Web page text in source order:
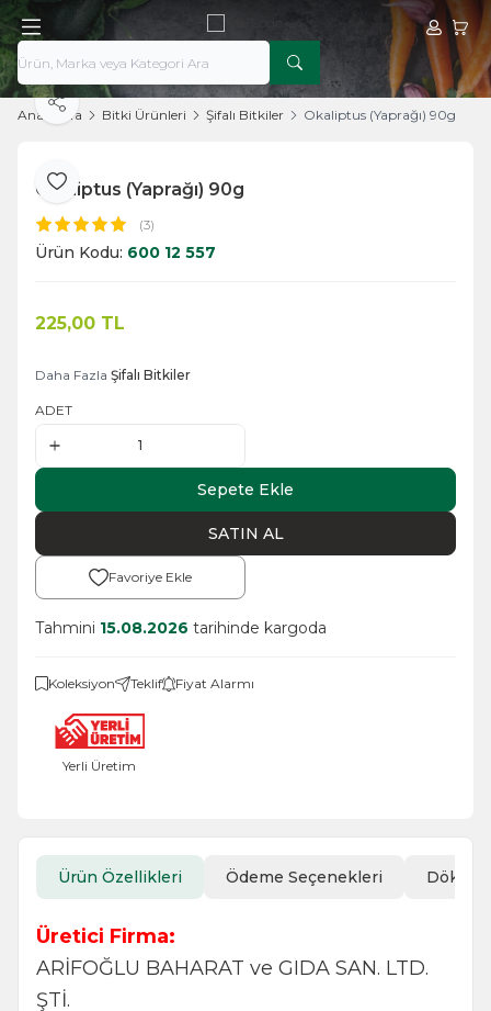
Hesabım
Ana Sayfa Bitki Ürünleri Şifalı Bitkiler Okaliptus (Yaprağı) 90g
Favoriye Ekle
Paylaş
Okaliptus (Yaprağı) 90g
(3)
Ürün Kodu: 600 12 557
225,00 TL
Daha Fazla Şifalı Bitkiler
ADET
Sepete Ekle
SATIN AL
Favoriye Ekle
Tahmini 15.08.2026 tarihinde kargoda
Koleksiyon Teklif Fiyat Alarmı
Yerli Üretim
Ürün Özellikleri Ödeme Seçenekleri
Üretici Firma:
ARİFOĞLU BAHARAT ve GIDA SAN. LTD.
ŞTİ.